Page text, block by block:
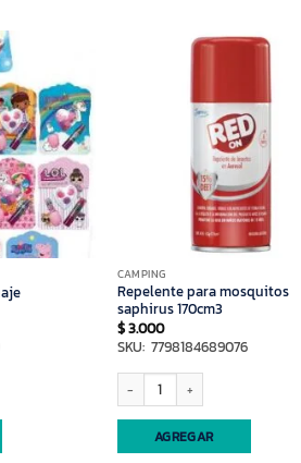
CAMPING
Repelente para mosquitos
saphirus 170cm3
$3.000
SKU: 7798184689076
Repelente para mosquitos
AGREGAR